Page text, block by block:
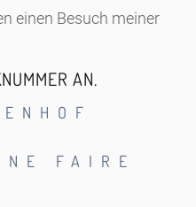
einen Besuch meiner
AN.
FAIRE